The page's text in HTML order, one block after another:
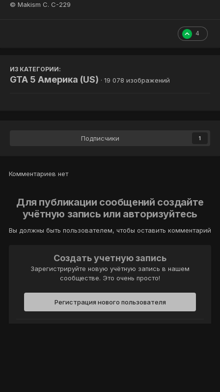
© Makism C. C-229
4
ИЗ КАТЕГОРИИ:
GTA 5 Америка (US) · 19 078 изображений
Подписчики 1
Комментариев нет
Для публикации сообщений создайте
учётную запись или авторизуйтесь
Вы должны быть пользователем, чтобы оставить комментарий
Создать учетную запись
Зарегистрируйте новую учётную запись в нашем
сообществе. Это очень просто!
Регистрация нового пользователя